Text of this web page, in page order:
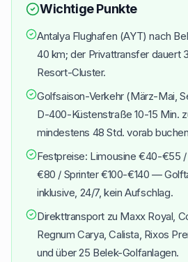
Wichtige Punkte
Antalya Flughafen (AYT) nach
40 km; der Privattransfer dauert
Resort-Cluster.
Golfsaison-Verkehr (März-Mai,
D-400-Küstenstraße 10-15 Min.
mindestens 48 Std. vorab
Festpreise: Limousine €40-€55
€80 / Sprinter €100-€140 —
inklusive, 24/7, kein Aufschlag.
Direkttransport zu Maxx Royal,
Regnum Carya, Calista, Rixos
und über 25 Belek-Golfanlagen.